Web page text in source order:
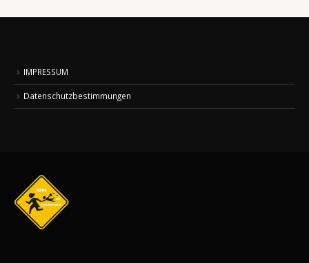
IMPRESSUM
Datenschutzbestimmungen